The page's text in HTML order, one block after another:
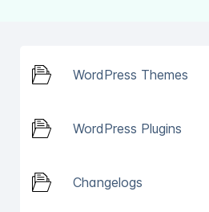
WordPress Themes
WordPress Plugins
Changelogs